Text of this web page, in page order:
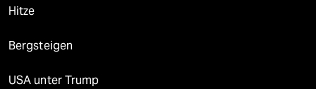
Hitze
Bergsteigen
USA unter Trump